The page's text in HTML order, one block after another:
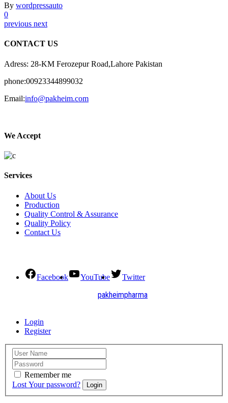
By wordpressauto
0
previous next
CONTACT US
Adress: 28-KM Ferozepur Road,Lahore Pakistan
phone:00923344899032
Email:info@pakheim.com
We Accept
Services
About Us
Production
Quality Control & Assurance
Quality Policy
Contact Us
Facebook YouTube Twitter
pakheimpharma
Login
Register
Remember me
Lost Your password?
Login